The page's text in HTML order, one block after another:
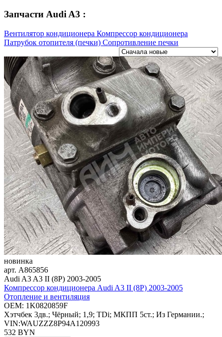
Запчасти Audi A3 :
Вентилятор кондиционера Компрессор кондиционера
Патрубок отопителя (печки) Сопротивление печки
новинка
арт. A865856
Audi A3 A3 II (8P) 2003-2005
Компрессор кондиционера Audi A3 II (8P) 2003-2005
Отопление и вентиляция
OEM: 1K0820859F
Хэтчбек 3дв.; Чёрный; 1,9; TDi; МКПП 5ст.; Из Германии.;
VIN:WAUZZZ8P94A120993
532 BYN